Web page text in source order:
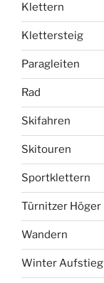
Klettern
Klettersteig
Paragleiten
Rad
Skifahren
Skitouren
Sportklettern
Türnitzer Höger
Wandern
Winter Aufstieg